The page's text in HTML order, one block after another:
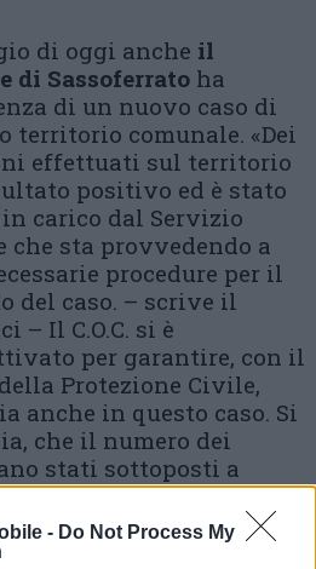
- Do Not Process My
di oggi anche il
di Sassoferrato ha
di un nuovo caso di
territorio comunale. «Dei
effettuati sul territorio
positivo ed è stato
carico dal Servizio
che sta provvedendo a
procedure per il
del caso. – scrive il
– Il C.O.C. si è
per garantire, con il
Protezione Civile,
anche in questo caso. Si
che il numero dei
stati sottoposti a
perché entrati in
risultati positivi nei
diminuendo,